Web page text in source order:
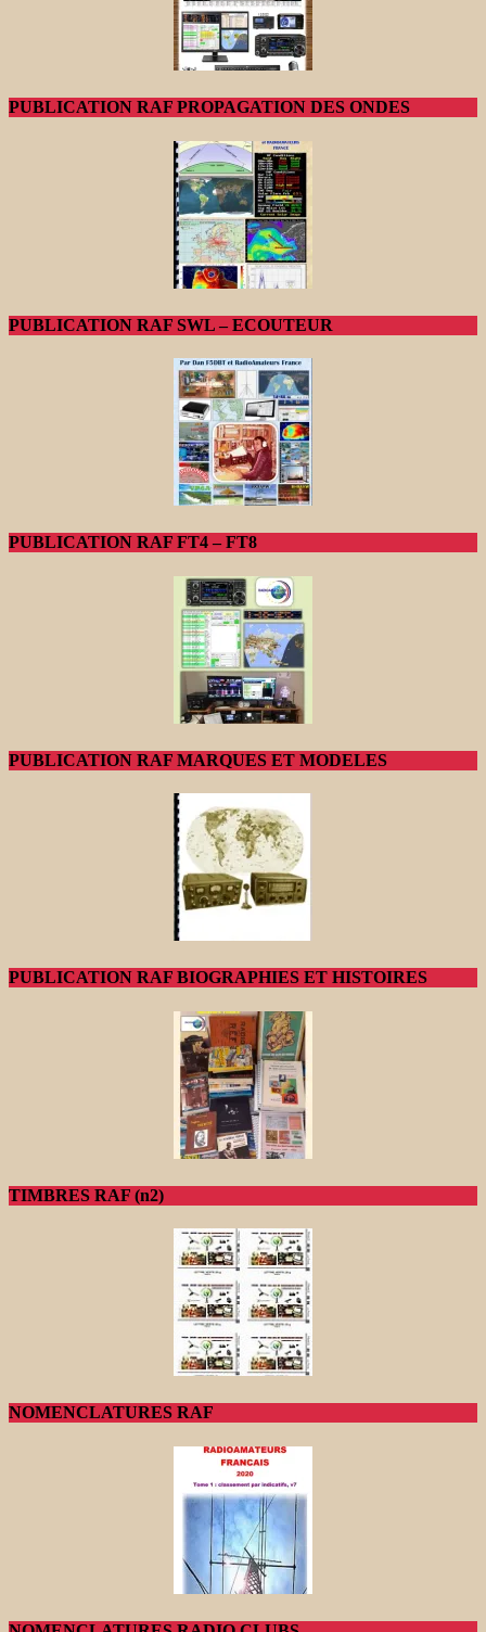
PUBLICATION RAF PROPAGATION DES ONDES
PUBLICATION RAF SWL – ECOUTEUR
PUBLICATION RAF FT4 – FT8
PUBLICATION RAF MARQUES ET MODELES
PUBLICATION RAF BIOGRAPHIES ET HISTOIRES
TIMBRES RAF (n2)
NOMENCLATURES RAF